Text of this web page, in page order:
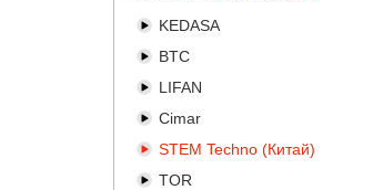
KEDASA
BTC
LIFAN
Cimar
STEM Techno (Китай)
TOR